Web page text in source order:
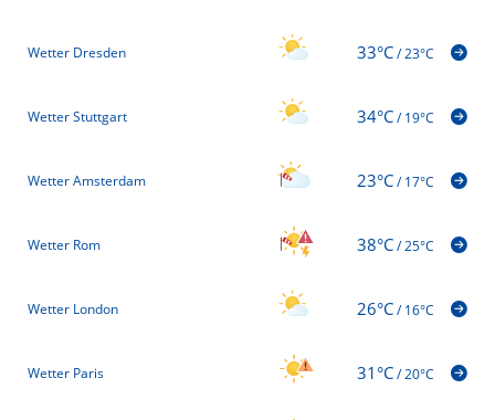
Wetter Dresden 33°C/23°C
Wetter Stuttgart 34°C/19°C
Wetter Amsterdam 23°C/17°C
Wetter Rom 38°C/25°C
Wetter London 26°C/16°C
Wetter Paris 31°C/20°C